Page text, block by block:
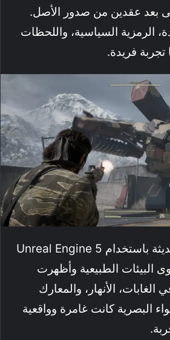
بعد عقدين من صدور الأصل.
الرمزية السياسية، واللحظات
تجربة فريدة.
الرسوميات الحديثة باستخدام Unreal Engine 5
الطبيعية وأظهرت
الأنهار، والمعارك
البصرية كانت غامرة وواقعية